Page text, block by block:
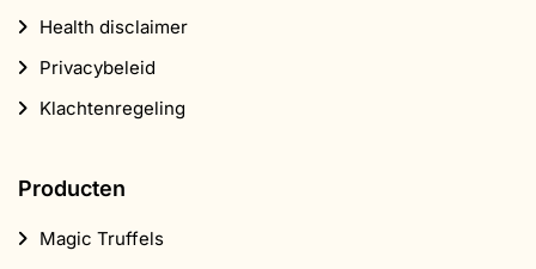
Health disclaimer
Privacybeleid
Klachtenregeling
Producten
Magic Truffels